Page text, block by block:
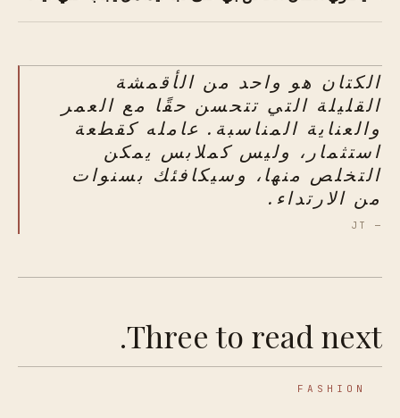
الكتان هو واحد من الأقمشة
القليلة التي تتحسن حقًا مع العمر
والعناية المناسبة. عامله كقطعة
استثمار، وليس كملابس يمكن
التخلص منها، وسيكافئك بسنوات
من الارتداء.
— JT
Three to read next.
FASHION